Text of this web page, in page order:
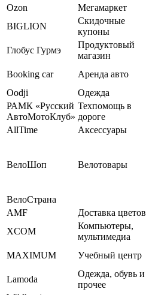
Ozon
Мегамаркет
BIGLION
Скидочные
купоны
Глобус Гурмэ
Продуктовый
магазин
Booking car Аренда авто
Oodji
Одежда
РАМК «Русский
АвтоМотоКлуб»
Техпомощь в
дороге
AllTime
Аксессуары
ВелоШоп Велотовары
ВелоСтрана
AMF
Доставка цветов
XCOM
Компьютеры,
мультимедиа
MAXIMUM Учебный центр
Lamoda
Одежда, обувь и
прочее